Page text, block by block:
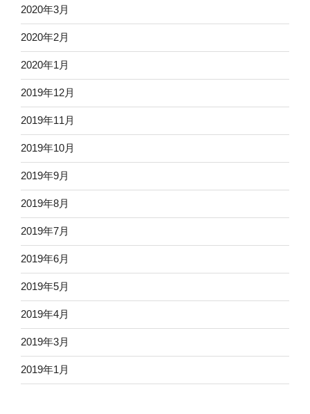
2020年3月
2020年2月
2020年1月
2019年12月
2019年11月
2019年10月
2019年9月
2019年8月
2019年7月
2019年6月
2019年5月
2019年4月
2019年3月
2019年1月